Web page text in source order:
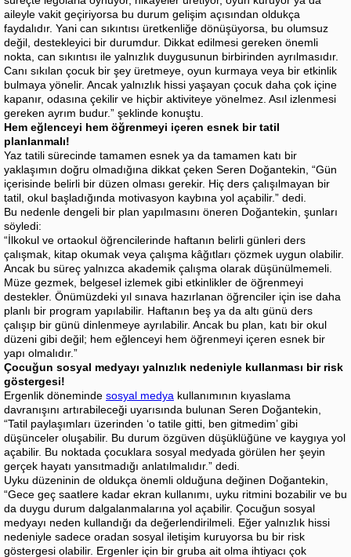
aileyle vakit geçiriyorsa bu durum gelişim açısından oldukça
faydalıdır. Yani can sıkıntısı üretkenliğe dönüşüyorsa, bu olumsuz
değil, destekleyici bir durumdur. Dikkat edilmesi gereken önemli
nokta, can sıkıntısı ile yalnızlık duygusunun birbirinden ayrılmasıdır.
Canı sıkılan çocuk bir şey üretmeye, oyun kurmaya veya bir etkinlik
bulmaya yönelir. Ancak yalnızlık hissi yaşayan çocuk daha çok içine
kapanır, odasına çekilir ve hiçbir aktiviteye yönelmez. Asıl izlenmesi
gereken ayrım budur.” şeklinde konuştu.
Hem eğlenceyi hem öğrenmeyi içeren esnek bir tatil
planlanmalı!
Yaz tatili sürecinde tamamen esnek ya da tamamen katı bir
yaklaşımın doğru olmadığına dikkat çeken Seren Doğantekin, “Gün
içerisinde belirli bir düzen olması gerekir. Hiç ders çalışılmayan bir
tatil, okul başladığında motivasyon kaybına yol açabilir.” dedi.
Bu nedenle dengeli bir plan yapılmasını öneren Doğantekin, şunları
söyledi:
“İlkokul ve ortaokul öğrencilerinde haftanın belirli günleri ders
çalışmak, kitap okumak veya çalışma kâğıtları çözmek uygun olabilir.
Ancak bu süreç yalnızca akademik çalışma olarak düşünülmemeli.
Müze gezmek, belgesel izlemek gibi etkinlikler de öğrenmeyi
destekler. Önümüzdeki yıl sınava hazırlanan öğrenciler için ise daha
planlı bir program yapılabilir. Haftanın beş ya da altı günü ders
çalışıp bir günü dinlenmeye ayrılabilir. Ancak bu plan, katı bir okul
düzeni gibi değil; hem eğlenceyi hem öğrenmeyi içeren esnek bir
yapı olmalıdır.”
Çocuğun sosyal medyayı yalnızlık nedeniyle kullanması bir risk
göstergesi!
Ergenlik döneminde sosyal medya kullanımının kıyaslama
davranışını artırabileceği uyarısında bulunan Seren Doğantekin,
“Tatil paylaşımları üzerinden ‘o tatile gitti, ben gitmedim’ gibi
düşünceler oluşabilir. Bu durum özgüven düşüklüğüne ve kaygıya yol
açabilir. Bu noktada çocuklara sosyal medyada görülen her şeyin
gerçek hayatı yansıtmadığı anlatılmalıdır.” dedi.
Uyku düzeninin de oldukça önemli olduğuna değinen Doğantekin,
“Gece geç saatlere kadar ekran kullanımı, uyku ritmini bozabilir ve bu
da duygu durum dalgalanmalarına yol açabilir. Çocuğun sosyal
medyayı neden kullandığı da değerlendirilmeli. Eğer yalnızlık hissi
nedeniyle sadece oradan sosyal iletişim kuruyorsa bu bir risk
göstergesi olabilir. Ergenler için bir gruba ait olma ihtiyacı çok